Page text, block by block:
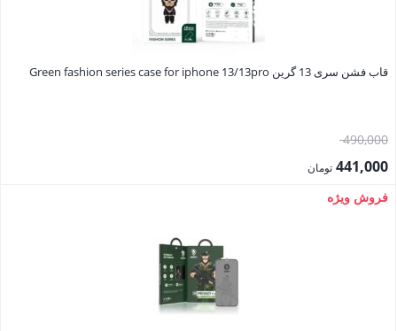
قاب فشن سری 13 گرین Green fashion series case for iphone 13/13pro
490,000قیمت
اصلی:441,000 تومان
قیمت
فروش ویژه